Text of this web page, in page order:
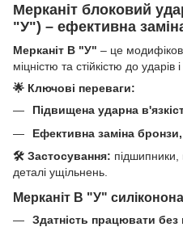
Мерканіт блоковий
"У") – ефективна
Мерканіт В "У" – це
міцністю та стійкістю до
🌟 Ключові переваги:
Підвищена ударна
Ефективна заміна
🛠 Застосування: підшипники,
деталі ущільнень.
Мерканіт В "У"
Здатність працювати без